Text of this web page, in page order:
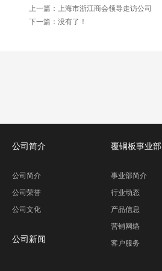
上一篇：
上海市浙江商会领导走访公司
下一篇：没有了！
公司简介
公司简介
公司荣誉
公司文化
公司新闻
覆铜板事业部
事业部简介
行业动态
产品信息
营销网络
客户服务